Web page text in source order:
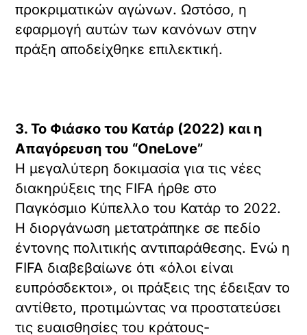
προκριματικών αγώνων. Ωστόσο, η
εφαρμογή αυτών των κανόνων στην
πράξη αποδείχθηκε επιλεκτική.
3. Το Φιάσκο του Κατάρ (2022) και η
Απαγόρευση του “OneLove”
Η μεγαλύτερη δοκιμασία για τις νέες
διακηρύξεις της FIFA ήρθε στο
Παγκόσμιο Κύπελλο του Κατάρ το 2022.
Η διοργάνωση μετατράπηκε σε πεδίο
έντονης πολιτικής αντιπαράθεσης. Ενώ η
FIFA διαβεβαίωνε ότι «όλοι είναι
ευπρόσδεκτοι», οι πράξεις της έδειξαν το
αντίθετο, προτιμώντας να προστατεύσει
τις ευαισθησίες του κράτους-